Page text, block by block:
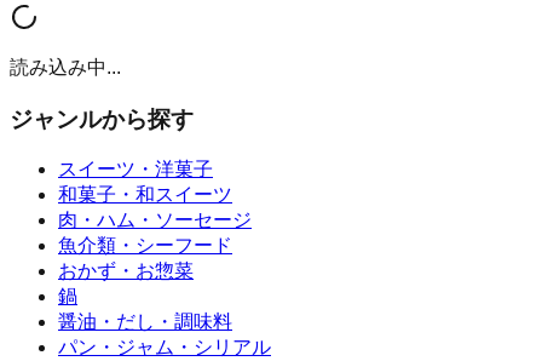
読み込み中...
ジャンルから探す
スイーツ・洋菓子
和菓子・和スイーツ
肉・ハム・ソーセージ
魚介類・シーフード
おかず・お惣菜
鍋
醤油・だし・調味料
パン・ジャム・シリアル